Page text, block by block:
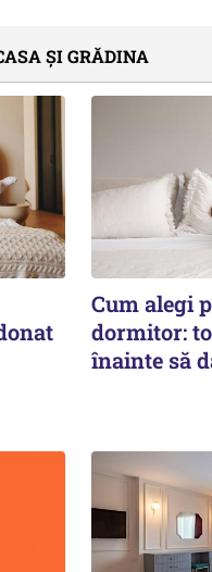
ȘI GRĂDINA
Cum alegi
dormitor:
înainte să